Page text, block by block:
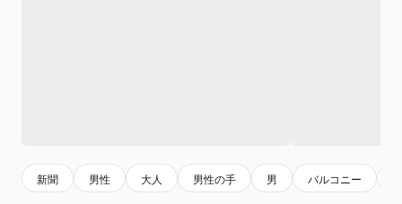
新聞 男性 大人 男性の手 男 バルコニー